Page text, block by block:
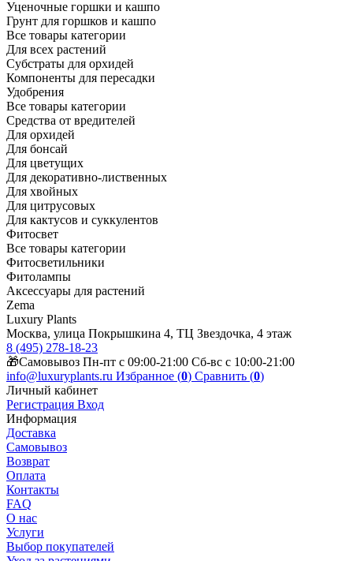
Уценочные горшки и кашпо
Грунт для горшков и кашпо
Все товары категории
Для всех растений
Субстраты для орхидей
Компоненты для пересадки
Удобрения
Все товары категории
Средства от вредителей
Для орхидей
Для бонсай
Для цветущих
Для декоративно-лиственных
Для хвойных
Для цитрусовых
Для кактусов и суккулентов
Фитосвет
Все товары категории
Фитосветильники
Фитолампы
Аксессуары для растений
Zema
Luxury Plants
Москва, улица Покрышкина 4, ТЦ Звездочка, 4 этаж
8 (495) 278-18-23
🎁Самовывоз Пн-пт с 09:00-21:00 Сб-вс с 10:00-21:00
info@luxuryplants.ru Избранное (0) Сравнить (0)
Личный кабинет
Регистрация Вход
Информация
Доставка
Самовывоз
Возврат
Оплата
Контакты
FAQ
О нас
Услуги
Выбор покупателей